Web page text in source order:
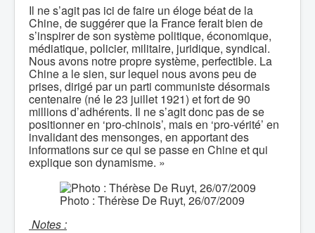
Il ne s’agit pas ici de faire un éloge béat de la
Chine, de suggérer que la France ferait bien de
s’inspirer de son système politique, économique,
médiatique, policier, militaire, juridique, syndical.
Nous avons notre propre système, perfectible. La
Chine a le sien, sur lequel nous avons peu de
prises, dirigé par un parti communiste désormais
centenaire (né le 23 juillet 1921) et fort de 90
millions d’adhérents. Il ne s’agit donc pas de se
positionner en ‘pro-chinois’, mais en ‘pro-vérité’ en
invalidant des mensonges, en apportant des
informations sur ce qui se passe en Chine et qui
explique son dynamisme. »
Photo : Thérèse De Ruyt, 26/07/2009
Notes :